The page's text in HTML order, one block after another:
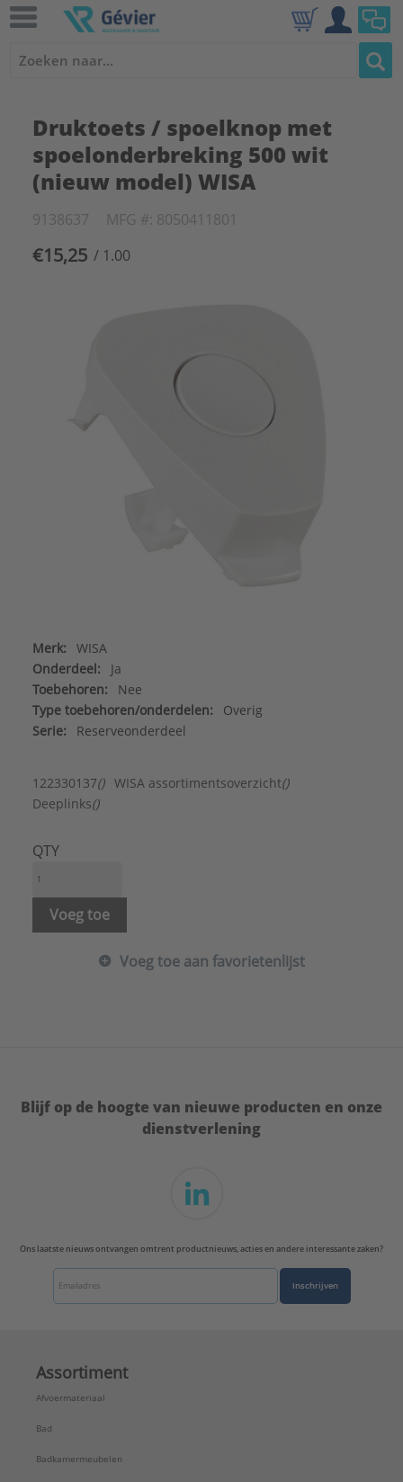
Druktoets / spoelknop met
spoelonderbreking 500 wit
(nieuw model) WISA
9138637 MFG #: 8050411801
€15,25 / 1.00
Merk:
WISA
Onderdeel:
Ja
Toebehoren:
Nee
Type toebehoren/onderdelen:
Overig
Serie:
Reserveonderdeel
122330137() WISA assortimentsoverzicht()
Deeplinks()
QTY
Voeg toe
Voeg toe aan favorietenlijst
Blijf op de hoogte van nieuwe producten en onze
dienstverlening
Ons laatste nieuws ontvangen omtrent productnieuws, acties en andere interessante zaken?
Inschrijven
Assortiment
Afvoermateriaal
Bad
Badkamermeubelen